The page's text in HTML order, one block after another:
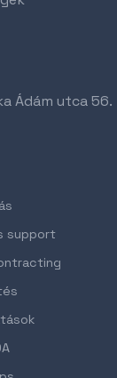
Ádám utca 56.
support